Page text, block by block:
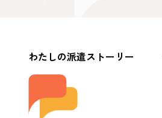
わたしの派遣ストーリー